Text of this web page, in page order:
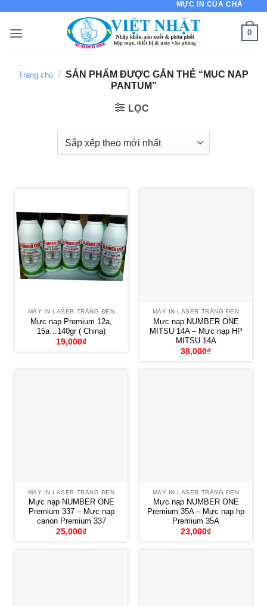
nội
MỰC IN CỦA CHẤT
0
Trang chủ / SẢN PHẨM ĐƯỢC GẮN THẺ “MUC NAP
PANTUM”
LỌC
MÁY IN LASER TRẮNG ĐEN
Mực nạp Premium 12a,
15a…140gr ( China)
19,000₫
MÁY IN LASER TRẮNG ĐEN
Mực nạp NUMBER ONE
MITSU 14A – Mực nạp HP
MITSU 14A
38,000₫
MÁY IN LASER TRẮNG ĐEN
Mực nạp NUMBER ONE
Premium 337 – Mực nạp
canon Premium 337
25,000₫
MÁY IN LASER TRẮNG ĐEN
Mực nạp NUMBER ONE
Premium 35A – Mực nạp hp
Premium 35A
23,000₫